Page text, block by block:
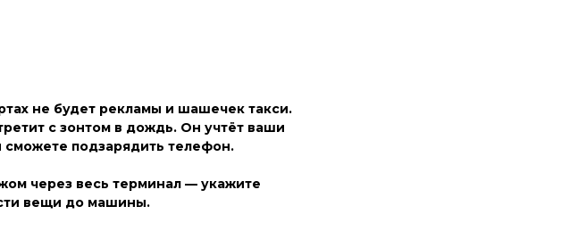
не будет рекламы и шашечек такси.
с зонтом в дождь. Он учтёт ваши
подзарядить телефон.
через весь терминал — укажите
вещи до машины.